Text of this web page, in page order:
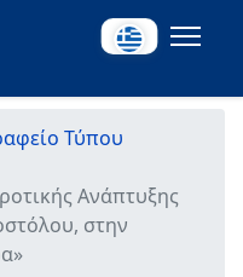
Τύπου
Ανάπτυξης
στην